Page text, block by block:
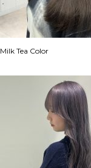
Milk Tea Color